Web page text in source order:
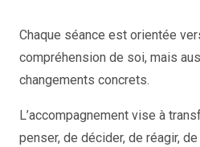
Chaque séance est orientée
compréhension de soi, mais
changements concrets.
L’accompagnement vise à
penser, de décider, de réagir,